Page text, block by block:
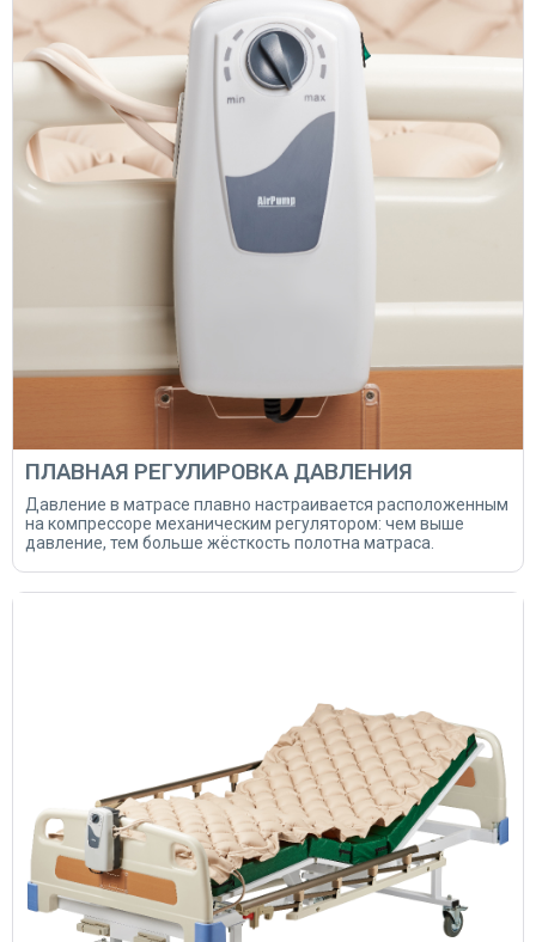
ПЛАВНАЯ РЕГУЛИРОВКА ДАВЛЕНИЯ
Давление в матрасе плавно настраивается расположенным
на компрессоре механическим регулятором: чем выше
давление, тем больше жёсткость полотна матраса.